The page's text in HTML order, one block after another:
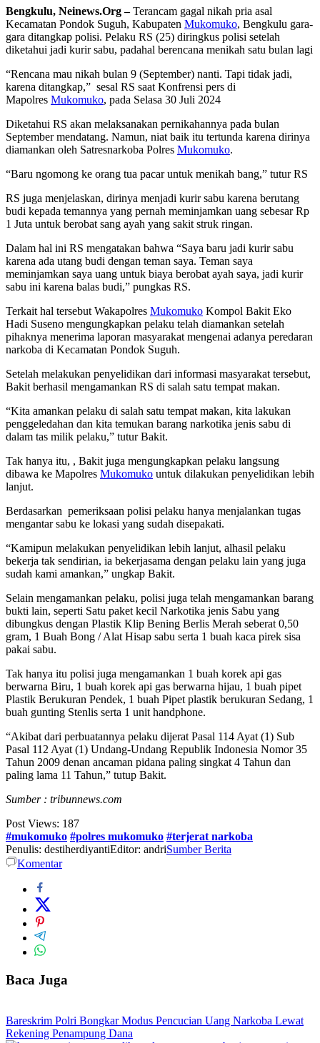
Bengkulu, Neinews.Org –Terancam gagal nikah pria asal
Kecamatan Pondok Suguh, Kabupaten Mukomuko, Bengkulu gara-
gara ditangkap polisi. Pelaku RS (25) diringkus polisi setelah
diketahui jadi kurir sabu, padahal berencana menikah satu bulan lagi
“Rencana mau nikah bulan 9 (September) nanti. Tapi tidak jadi,
karena ditangkap,” sesal RS saat Konfrensi pers di
Mapolres Mukomuko, pada Selasa 30 Juli 2024
Diketahui RS akan melaksanakan pernikahannya pada bulan
September mendatang. Namun, niat baik itu tertunda karena dirinya
diamankan oleh Satresnarkoba Polres Mukomuko.
“Baru ngomong ke orang tua pacar untuk menikah bang,” tutur RS
RS juga menjelaskan, dirinya menjadi kurir sabu karena berutang
budi kepada temannya yang pernah meminjamkan uang sebesar Rp
1 Juta untuk berobat sang ayah yang sakit struk ringan.
Dalam hal ini RS mengatakan bahwa “Saya baru jadi kurir sabu
karena ada utang budi dengan teman saya. Teman saya
meminjamkan saya uang untuk biaya berobat ayah saya, jadi kurir
sabu ini karena balas budi,” pungkas RS.
Terkait hal tersebut Wakapolres Mukomuko Kompol Bakit Eko
Hadi Suseno mengungkapkan pelaku telah diamankan setelah
pihaknya menerima laporan masyarakat mengenai adanya peredaran
narkoba di Kecamatan Pondok Suguh.
Setelah melakukan penyelidikan dari informasi masyarakat tersebut,
Bakit berhasil mengamankan RS di salah satu tempat makan.
“Kita amankan pelaku di salah satu tempat makan, kita lakukan
penggeledahan dan kita temukan barang narkotika jenis sabu di
dalam tas milik pelaku,” tutur Bakit.
Tak hanya itu, , Bakit juga mengungkapkan pelaku langsung
dibawa ke Mapolres Mukomuko untuk dilakukan penyelidikan lebih
lanjut.
Berdasarkan pemeriksaan polisi pelaku hanya menjalankan tugas
mengantar sabu ke lokasi yang sudah disepakati.
“Kamipun melakukan penyelidikan lebih lanjut, alhasil pelaku
bekerja tak sendirian, ia bekerjasama dengan pelaku lain yang juga
sudah kami amankan,” ungkap Bakit.
Selain mengamankan pelaku, polisi juga telah mengamankan barang
bukti lain, seperti Satu paket kecil Narkotika jenis Sabu yang
dibungkus dengan Plastik Klip Bening Berlis Merah seberat 0,50
gram, 1 Buah Bong / Alat Hisap sabu serta 1 buah kaca pirek sisa
pakai sabu.
Tak hanya itu polisi juga mengamankan 1 buah korek api gas
berwarna Biru, 1 buah korek api gas berwarna hijau, 1 buah pipet
Plastik Berukuran Pendek, 1 buah Pipet plastik berukuran Sedang, 1
buah gunting Stenlis serta 1 unit handphone.
“Akibat dari perbuatannya pelaku dijerat Pasal 114 Ayat (1) Sub
Pasal 112 Ayat (1) Undang-Undang Republik Indonesia Nomor 35
Tahun 2009 denan ancaman pidana paling singkat 4 Tahun dan
paling lama 11 Tahun,” tutup Bakit.
Sumber : tribunnews.com
Post Views: 187
#mukomuko #polres mukomuko #terjerat narkoba
Penulis: destiherdiyantiEditor: andriSumber Berita
Komentar
Baca Juga
Bareskrim Polri Bongkar Modus Pencucian Uang Narkoba Lewat
Rekening Penampung Dana